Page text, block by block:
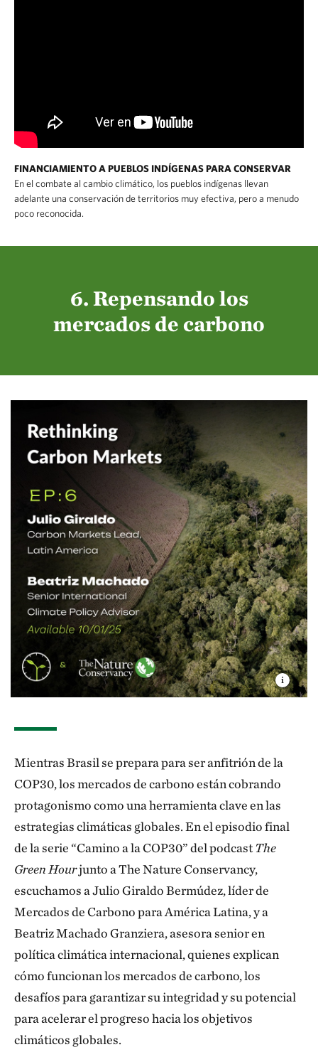
FINANCIAMIENTO A PUEBLOS INDÍGENAS PARA CONSERVAR
En el combate al cambio climático, los pueblos indígenas llevan
adelante una conservación de territorios muy efectiva, pero a menudo
poco reconocida.
6. Repensando los
mercados de carbono
Mientras Brasil se prepara para ser anfitrión de la
COP30, los mercados de carbono están cobrando
protagonismo como una herramienta clave en las
estrategias climáticas globales. En el episodio final
de la serie “Camino a la COP30” del podcastThe
Green Hourjunto a The Nature Conservancy,
escuchamos a Julio Giraldo Bermúdez, líder de
Mercados de Carbono para América Latina, y a
Beatriz Machado Granziera, asesora senior en
política climática internacional, quienes explican
cómo funcionan los mercados de carbono, los
desafíos para garantizar su integridad y su potencial
para acelerar el progreso hacia los objetivos
climáticos globales.